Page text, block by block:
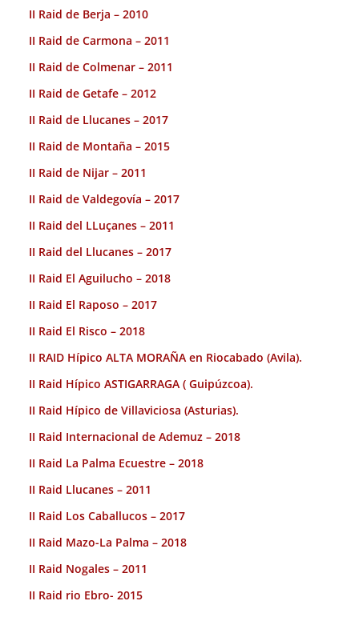
II Raid de Berja – 2010
II Raid de Carmona – 2011
II Raid de Colmenar – 2011
II Raid de Getafe – 2012
II Raid de Llucanes – 2017
II Raid de Montaña – 2015
II Raid de Nijar – 2011
II Raid de Valdegovía – 2017
II Raid del LLuçanes – 2011
II Raid del Llucanes – 2017
II Raid El Aguilucho – 2018
II Raid El Raposo – 2017
II Raid El Risco – 2018
II RAID Hípico ALTA MORAÑA en Riocabado (Avila).
II Raid Hípico ASTIGARRAGA ( Guipúzcoa).
II Raid Hípico de Villaviciosa (Asturias).
II Raid Internacional de Ademuz – 2018
II Raid La Palma Ecuestre – 2018
II Raid Llucanes – 2011
II Raid Los Caballucos – 2017
II Raid Mazo-La Palma – 2018
II Raid Nogales – 2011
II Raid rio Ebro- 2015